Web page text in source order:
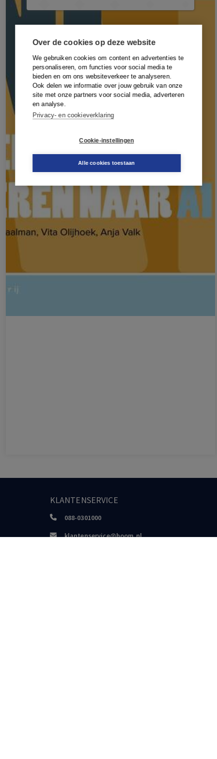
Over de cookies op deze website
We gebruiken cookies om content en advertenties te
personaliseren, om functies voor social media te
bieden en om ons websiteverkeer te analyseren.
Ook delen we informatie over jouw gebruik van onze
site met onze partners voor social media, adverteren
en analyse.
Privacy- en cookieverklaring
Cookie-instellingen
Alle cookies toestaan
KLANTENSERVICE
088-0301000
klantenservice@boom.nl